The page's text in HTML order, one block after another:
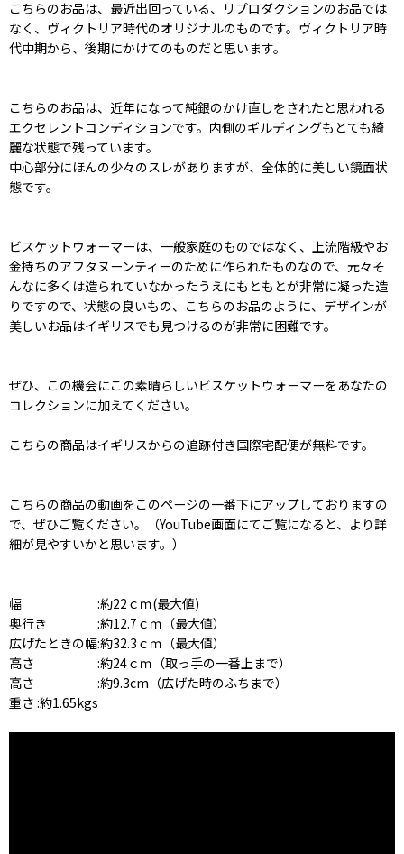
こちらのお品は、最近出回っている、リプロダクションのお品では
なく、ヴィクトリア時代のオリジナルのものです。ヴィクトリア時
代中期から、後期にかけてのものだと思います。
こちらのお品は、近年になって純銀のかけ直しをされたと思われる
エクセレントコンディションです。内側のギルディングもとても綺
麗な状態で残っています。
中心部分にほんの少々のスレがありますが、全体的に美しい鏡面状
態です。
ビスケットウォーマーは、一般家庭のものではなく、上流階級やお
金持ちのアフタヌーンティーのために作られたものなので、元々そ
んなに多くは造られていなかったうえにもともとが非常に凝った造
りですので、状態の良いもの、こちらのお品のように、デザインが
美しいお品はイギリスでも見つけるのが非常に困難です。
ぜひ、この機会にこの素晴らしいビスケットウォーマーをあなたの
コレクションに加えてください。
こちらの商品はイギリスからの追跡付き国際宅配便が無料です。
こちらの商品の動画をこのページの一番下にアップしておりますの
で、ぜひご覧ください。（YouTube画面にてご覧になると、より詳
細が見やすいかと思います。）
幅 :約22ｃｍ(最大値)
奥行き :約12.7ｃｍ（最大値）
広げたときの幅:約32.3ｃｍ（最大値）
高さ :約24ｃｍ（取っ手の一番上まで）
高さ :約9.3cm（広げた時のふちまで）
重さ :約1.65kgs